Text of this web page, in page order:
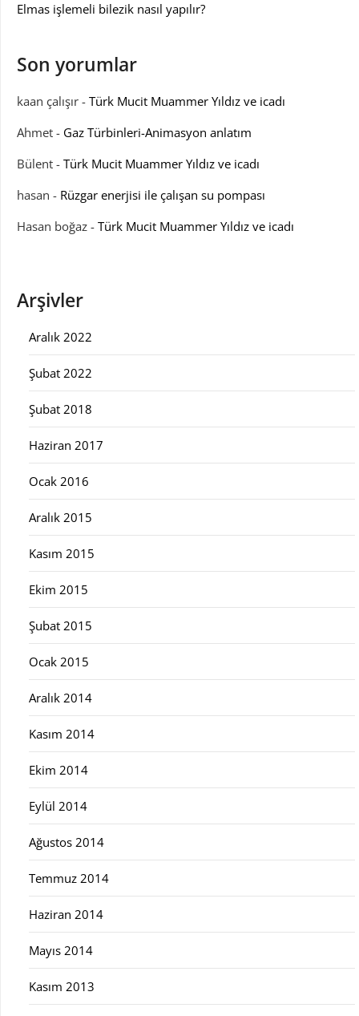
Elmas işlemeli bilezik nasıl yapılır?
Son yorumlar
kaan çalışır - Türk Mucit Muammer Yıldız ve icadı
Ahmet - Gaz Türbinleri-Animasyon anlatım
Bülent - Türk Mucit Muammer Yıldız ve icadı
hasan - Rüzgar enerjisi ile çalışan su pompası
Hasan boğaz - Türk Mucit Muammer Yıldız ve icadı
Arşivler
Aralık 2022
Şubat 2022
Şubat 2018
Haziran 2017
Ocak 2016
Aralık 2015
Kasım 2015
Ekim 2015
Şubat 2015
Ocak 2015
Aralık 2014
Kasım 2014
Ekim 2014
Eylül 2014
Ağustos 2014
Temmuz 2014
Haziran 2014
Mayıs 2014
Kasım 2013